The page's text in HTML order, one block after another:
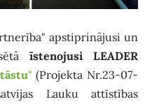
apstiprinājusi un
īstenojusi LEADER
(Projekta Nr.23-07-
Lauku attīstības